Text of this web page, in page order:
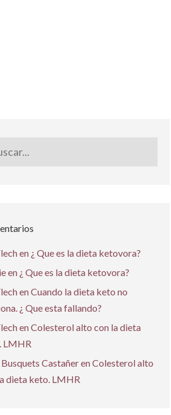
en ¿ Que es la dieta ketovora?
en ¿ Que es la dieta ketovora?
enCuando la dieta keto no
¿ Que esta fallando?
enColesterol alto con la dieta
LMHR
Busquets CastañerenColesterol alto
dieta keto. LMHR